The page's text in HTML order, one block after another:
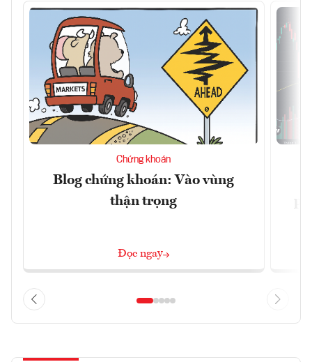
Chứng khoán
Blog chứng khoán: Vào vùng
thận trọng
Đọc ngay